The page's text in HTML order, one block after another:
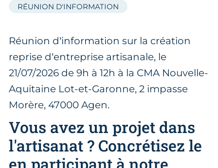
RÉUNION D'INFORMATION
Réunion d’information sur la création
reprise d’entreprise artisanale, le
21/07/2026 de 9h à 12h à la CMA Nouvelle-
Aquitaine Lot-et-Garonne, 2 impasse
Morère, 47000 Agen.
Vous avez un projet dans
l'artisanat ? Concrétisez le
en participant à notre